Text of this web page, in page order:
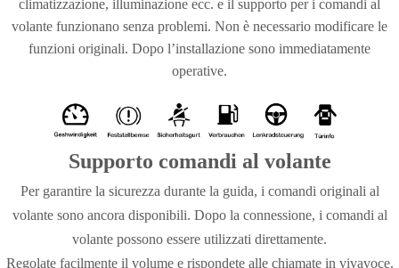
Mantenete tutto com’è.
Il supporto per il display informativo OEM, consumi, velocità,
volante funzionano senza problemi. Non è necessario modificare le
funzioni originali. Dopo l’installazione sono immediatamente
operative.